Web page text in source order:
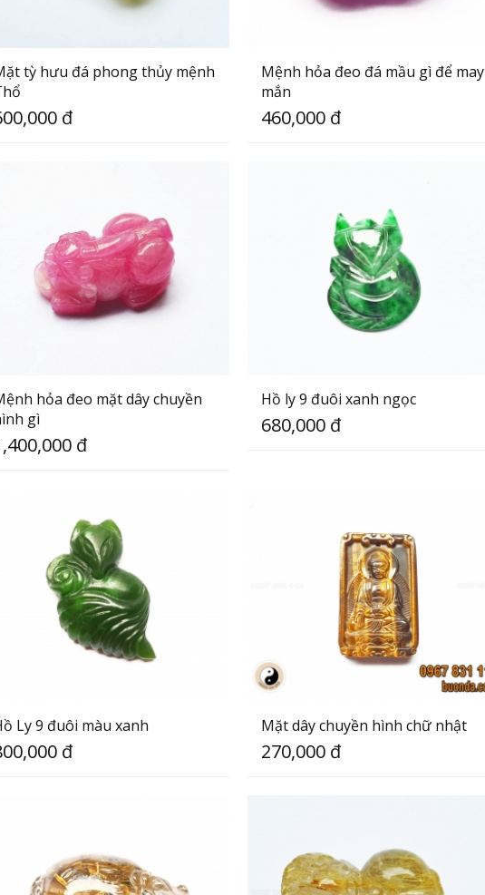
tỳ hưu đá phong thủy mệnh
đ
Mệnh hỏa đeo đá mầu gì để may
mắn
460,000 đ
hỏa đeo mặt dây chuyền
gì
đ
Hồ ly 9 đuôi xanh ngọc
680,000 đ
Ly 9 đuôi màu xanh
đ
Mặt dây chuyền hình chữ nhật
270,000 đ